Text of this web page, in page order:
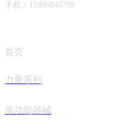
手机：15806840790
首页
力量系列
单功能器械